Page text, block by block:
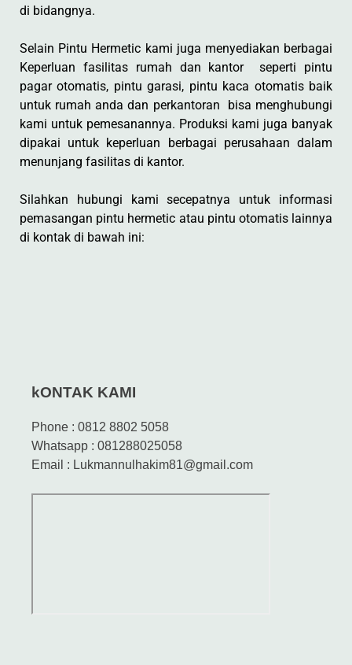
di bidangnya.
Selain Pintu Hermetic kami juga menyediakan berbagai
Keperluan fasilitas rumah dan kantor seperti pintu
pagar otomatis, pintu garasi, pintu kaca otomatis baik
untuk rumah anda dan perkantoran bisa menghubungi
kami untuk pemesanannya. Produksi kami juga banyak
dipakai untuk keperluan berbagai perusahaan dalam
menunjang fasilitas di kantor.
Silahkan hubungi kami secepatnya untuk informasi
pemasangan pintu hermetic atau pintu otomatis lainnya
di kontak di bawah ini:
kONTAK KAMI
Phone : 0812 8802 5058
Whatsapp : 081288025058
Email : Lukmannulhakim81@gmail.com